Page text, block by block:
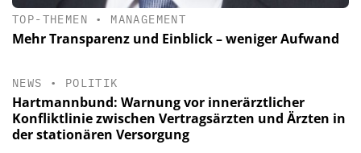
TOP-THEMEN • MANAGEMENT
Mehr Transparenz und Einblick – weniger Aufwand
NEWS • POLITIK
Hartmannbund: Warnung vor innerärztlicher
Konfliktlinie zwischen Vertragsärzten und Ärzten in
der stationären Versorgung